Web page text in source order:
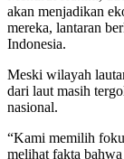
akan menjadikan
mereka, lantaran
Indonesia.
Meski wilayah
dari laut masih
nasional.
“Kami memilih
melihat fakta